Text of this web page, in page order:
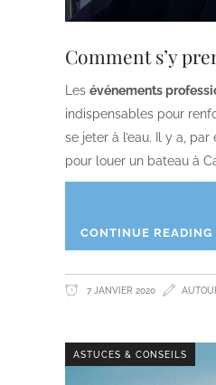
Comment s’y
Les événements
indispensables pour
se jeter à l’eau. Il y a,
pour louer un bateau à
CONTINUE READING
7 JANVIER 2020
ASTUCES & CONSEILS